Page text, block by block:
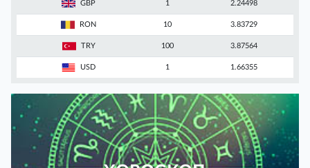
GBP 1 2.24498
RON 10 3.83729
TRY 100 3.87564
USD 1 1.66355